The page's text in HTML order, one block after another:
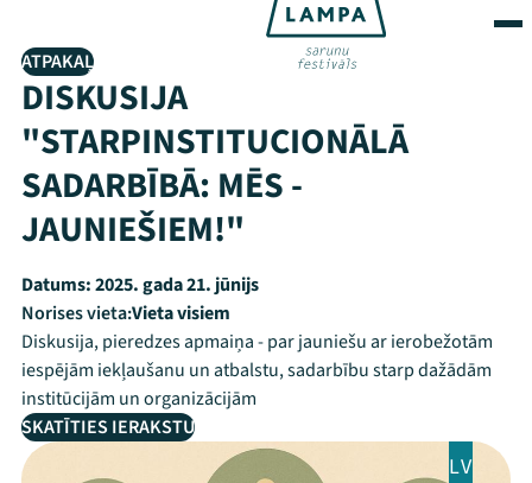
ATPAKAĻ
DISKUSIJA
"STARPINSTITUCIONĀLĀ
SADARBĪBĀ: MĒS -
JAUNIEŠIEM!"
Datums:2025. gada 21. jūnijs
Norises vieta:Vieta visiem
Diskusija, pieredzes apmaiņa - par jauniešu ar ierobežotām
iespējām iekļaušanu un atbalstu, sadarbību starp dažādām
institūcijām un organizācijām
SKATĪTIES IERAKSTU
LV